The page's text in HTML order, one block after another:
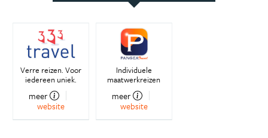
Verre reizen. Voor
iedereen uniek.
meer
website
Individuele
maatwerkreizen
meer
website